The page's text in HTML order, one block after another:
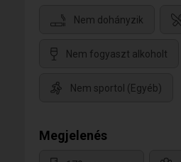
Nem dohányzik
Nem fogyaszt alkoholt
Nem sportol (Egyéb)
Megjelenés